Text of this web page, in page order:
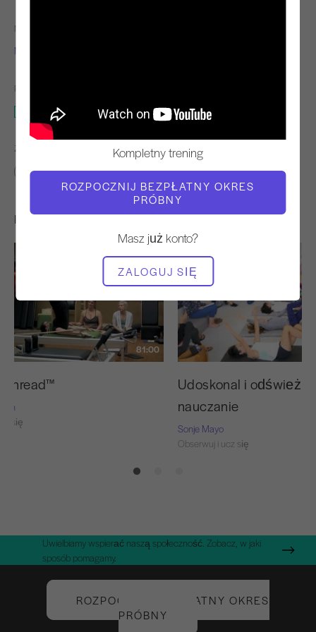
Kompletny trening
ROZPOCZNIJ BEZPŁATNY OKRES
PRÓBNY
Masz już konto?
ZALOGUJ SIĘ
NAUCZYCIEL
Molly Niles Renshaw
POTRZEBNY SPRZĘT
Całe studio
ZNAJDŹ PODOBNE KLASY DLA
60+ min
Całe studio
Inne treningi, które mogą Ci się spodobać
81:00
Thread™
się
Udoskonal i odśwież
nauczanie
Sonje Mayo
Obserwuj i ucz się
Uwielbiamy wspierać naszą społeczność. Zobacz, w jaki
sposób pomagamy.
ROZPOCZNIJ BEZPŁATNY OKRES
PRÓBNY